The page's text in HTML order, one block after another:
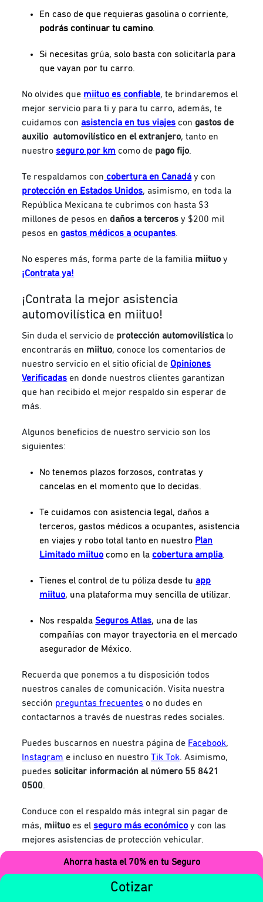
Ahorra hasta el 70% en tu Seguro
Cotizar
En caso de que requieras gasolina o corriente,
podrás continuar tu camino.
Si necesitas grúa, solo basta con solicitarla para
que vayan por tu carro.
No olvides que miituo es confiable, te brindaremos el
mejor servicio para ti y para tu carro, además, te
cuidamos con asistencia en tus viajes congastos de
auxilio automovilístico en el extranjero, tanto en
nuestro seguro por km como de pago fijo.
Te respaldamos con cobertura en Canadáy con
protección en Estados Unidos, asimismo, en toda la
República Mexicana te cubrimos con hasta $3
millones de pesos endaños a terceros y $200 mil
pesos en gastos médicos a ocupantes.
No esperes más, forma parte de la familia miituoy
¡Contrata ya!
¡Contrata la mejor asistencia
automovilística en miituo!
Sin duda el servicio de protección automovilística lo
encontrarás en miituo, conoce los comentarios de
nuestro servicio en el sitio oficial de Opiniones
Verificadas en donde nuestros clientes garantizan
que han recibido el mejor respaldo sin esperar de
más.
Algunos beneficios de nuestro servicio son los
siguientes:
No tenemos plazos forzosos, contratas y
cancelas en el momento que lo decidas.
Te cuidamos con asistencia legal, daños a
terceros, gastos médicos a ocupantes, asistencia
en viajes y robo total tanto en nuestro Plan
Limitado miituo como en lacobertura amplia.
Tienes el control de tu póliza desde tu app
miituo, una plataforma muy sencilla de utilizar.
Nos respalda Seguros Atlas, una de las
compañías con mayor trayectoria en el mercado
asegurador de México.
Recuerda que ponemos a tu disposición todos
nuestros canales de comunicación. Visita nuestra
sección preguntas frecuentes o no dudes en
contactarnos a través de nuestras redes sociales.
Puedes buscarnos en nuestra página de Facebook,
Instagram e incluso en nuestroTik Tok. Asimismo,
puedessolicitar información al número 55 8421
0500.
Conduce con el respaldo más integral sin pagar de
más, miituo es elseguro más económico y con las
mejores asistencias de protección vehicular.
¡Contrata aquí la mejor asistencia automovilística!